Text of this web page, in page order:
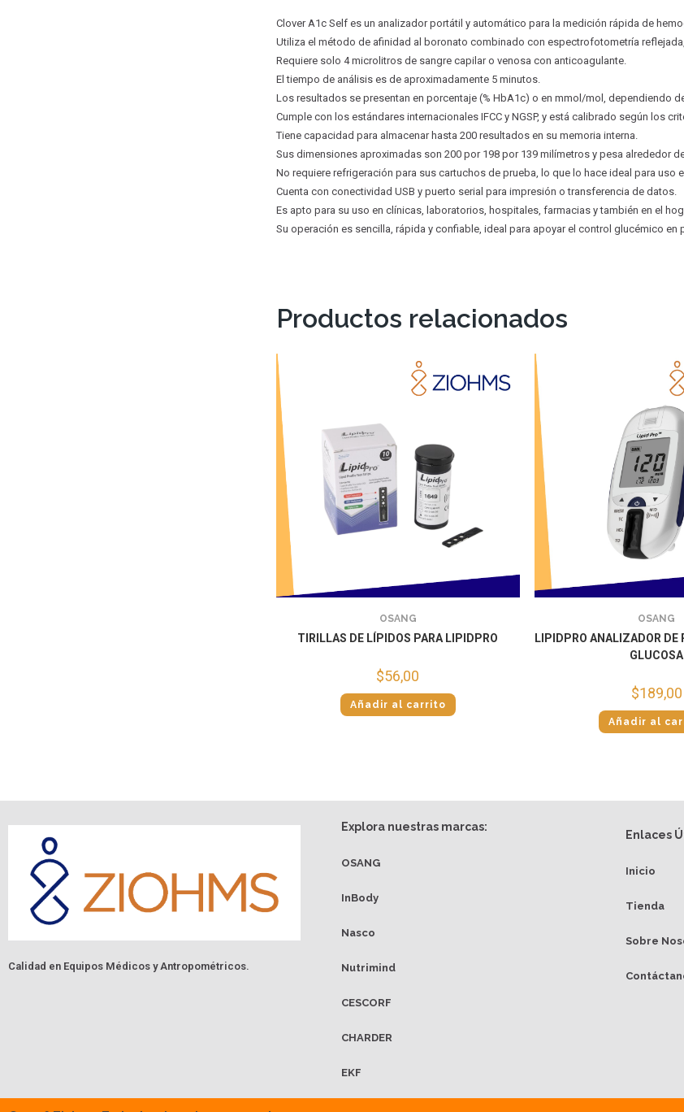
Clover A1c Self es un analizador portátil y automático para la medición rápida de
Utiliza el método de afinidad al boronato combinado con espectrofotometría
Requiere solo 4 microlitros de sangre capilar o venosa con anticoagulante.
El tiempo de análisis es de aproximadamente 5 minutos.
Los resultados se presentan en porcentaje (% HbA1c) o en mmol/mol, dependiendo
Cumple con los estándares internacionales IFCC y NGSP, y está calibrado según los
Tiene capacidad para almacenar hasta 200 resultados en su memoria interna.
Sus dimensiones aproximadas son 200 por 198 por 139 milímetros y pesa alrededor
No requiere refrigeración para sus cartuchos de prueba, lo que lo hace ideal para
Cuenta con conectividad USB y puerto serial para impresión o transferencia de datos.
Es apto para su uso en clínicas, laboratorios, hospitales, farmacias y también en el
Su operación es sencilla, rápida y confiable, ideal para apoyar el control glucémico en
Productos relacionados
OSANG
TIRILLAS DE LÍPIDOS PARA LIPIDPRO
$56,00
Añadir al carrito
OSANG
LIPIDPRO ANALIZADOR DE
GLUCOSA
$189,00
Añadir al
Calidad en Equipos Médicos y Antropométricos.
Explora nuestras marcas:
OSANG
InBody
Nasco
Nutrimind
CESCORF
CHARDER
EKF
Enlaces
Inicio
Tienda
Sobre